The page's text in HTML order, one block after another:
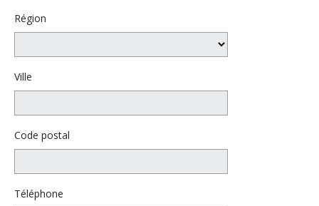
Région
Ville
Code postal
Téléphone